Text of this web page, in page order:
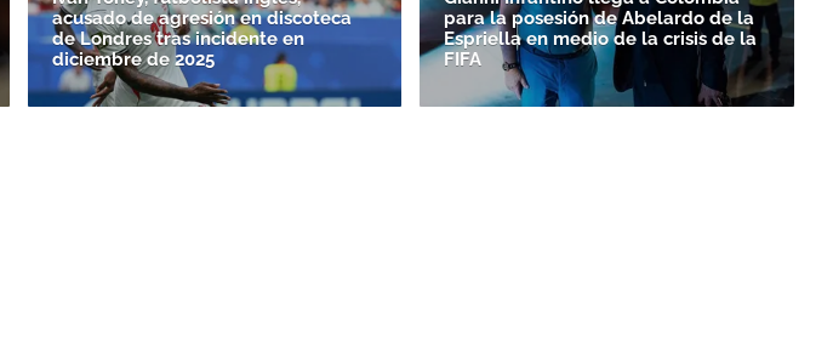
acusado de agresión en discoteca
de Londres tras incidente en
diciembre de 2025
para la posesión de Abelardo de la
Espriella en medio de la crisis de la
FIFA